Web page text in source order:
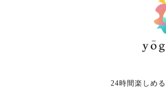
24時間楽しめる